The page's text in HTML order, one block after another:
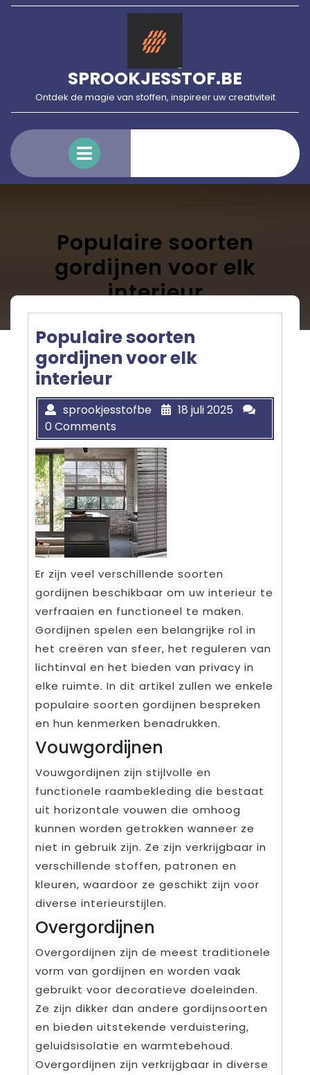
Skip
SPROOKJESSTOF.BE
Ontdek de magie van stoffen, inspireer uw creativiteit
Menu
Populaire soorten
gordijnen voor elk
interieur
Populaire soorten
gordijnen voor elk
interieur
sprookjesstofbe
18 juli 2025
0 Comments
Er zijn veel verschillende soorten
gordijnen beschikbaar om uw interieur te
verfraaien en functioneel te maken.
Gordijnen spelen een belangrijke rol in
het creëren van sfeer, het reguleren van
lichtinval en het bieden van privacy in
elke ruimte. In dit artikel zullen we enkele
populaire soorten gordijnen bespreken
en hun kenmerken benadrukken.
Vouwgordijnen
Vouwgordijnen zijn stijlvolle en
functionele raambekleding die bestaat
uit horizontale vouwen die omhoog
kunnen worden getrokken wanneer ze
niet in gebruik zijn. Ze zijn verkrijgbaar in
verschillende stoffen, patronen en
kleuren, waardoor ze geschikt zijn voor
diverse interieurstijlen.
Overgordijnen
Overgordijnen zijn de meest traditionele
vorm van gordijnen en worden vaak
gebruikt voor decoratieve doeleinden.
Ze zijn dikker dan andere gordijnsoorten
en bieden uitstekende verduistering,
geluidsisolatie en warmtebehoud.
Overgordijnen zijn verkrijgbaar in diverse